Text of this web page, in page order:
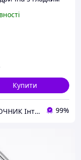
Купити
СТАНОЧНИК Інтернет-магазин 99%